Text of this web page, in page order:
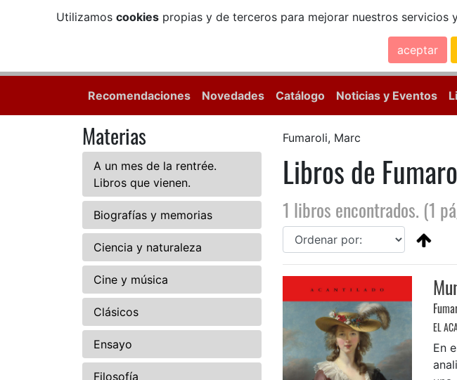
Utilizamos cookiespropias y de terceros para mejorar nuestros servicios
aceptar
Recomendaciones Novedades Catálogo Noticias y Eventos
Materias
A un mes de la rentrée.
Libros que vienen.
Biografías y memorias
Ciencia y naturaleza
Cine y música
Clásicos
Ensayo
Filosofía
Fumaroli, Marc
Libros de
1 libros encontrados. (1
EL
En